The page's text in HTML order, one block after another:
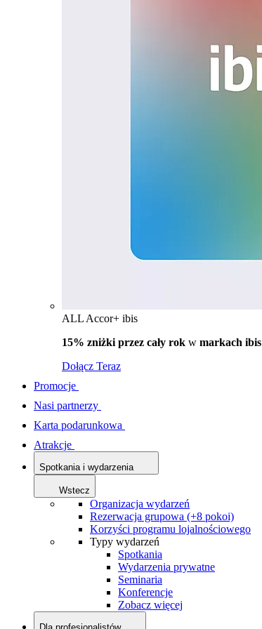
ALL Accor+ ibis
15% zniżki przez cały rok w markach ibis
Dołącz Teraz
Promocje
Nasi partnerzy
Karta podarunkowa
Atrakcje
Spotkania i wydarzenia
Wstecz
Organizacja wydarzeń
Rezerwacja grupowa (+8 pokoi)
Korzyści programu lojalnościowego
Typy wydarzeń
Spotkania
Wydarzenia prywatne
Seminaria
Konferencje
Zobacz więcej